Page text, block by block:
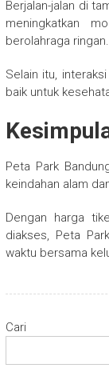
Berjalan-jalan di
meningkatkan
berolahraga ringan.
Selain itu,
baik untuk
Peta Park
keindahan alam
Dengan harga
diakses, Peta
waktu bersama
Cari